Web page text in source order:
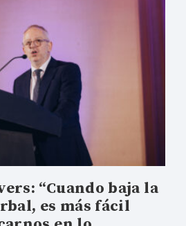
“Cuando baja la
es más fácil